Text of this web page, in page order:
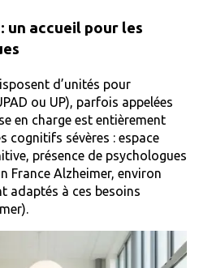
un accueil pour les
d’unités pour
ou UP), parfois appelées
en charge est entièrement
cognitifs sévères : espace
présence de psychologues
France Alzheimer, environ
adaptés à ces besoins
).